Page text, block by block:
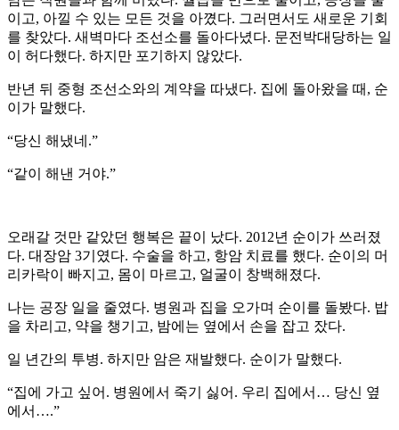
이고, 아낄 수 있는 모든 것을 아꼈다. 그러면서도 새로운 기회
를 찾았다. 새벽마다 조선소를 돌아다녔다. 문전박대당하는 일
이 허다했다. 하지만 포기하지 않았다.
반년 뒤 중형 조선소와의 계약을 따냈다. 집에 돌아왔을 때, 순
이가 말했다.
“당신 해냈네.”
“같이 해낸 거야.”
오래갈 것만 같았던 행복은 끝이 났다. 2012년 순이가 쓰러졌
다. 대장암 3기였다. 수술을 하고, 항암 치료를 했다. 순이의 머
리카락이 빠지고, 몸이 마르고, 얼굴이 창백해졌다.
나는 공장 일을 줄였다. 병원과 집을 오가며 순이를 돌봤다. 밥
을 차리고, 약을 챙기고, 밤에는 옆에서 손을 잡고 잤다.
일 년간의 투병. 하지만 암은 재발했다. 순이가 말했다.
“집에 가고 싶어. 병원에서 죽기 싫어. 우리 집에서… 당신 옆
에서….”